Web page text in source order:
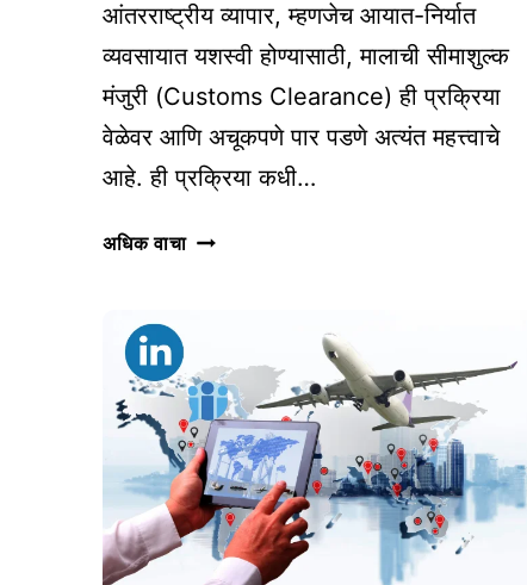
आंतरराष्ट्रीय व्यापार, म्हणजेच आयात-निर्यात
व्यवसायात यशस्वी होण्यासाठी, मालाची सीमाशुल्क
मंजुरी (Customs Clearance) ही प्रक्रिया
वेळेवर आणि अचूकपणे पार पडणे अत्यंत महत्त्वाचे
आहे. ही प्रक्रिया कधी…
अधिक वाचासीमाशुल्क
मध्ये
होणाऱ्या
अडचणी
आणि
त्यावरील
उपाय
(SOLUTIONS)